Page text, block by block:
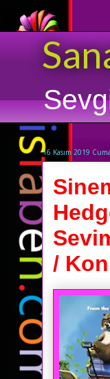
16 Kasım 2019
/